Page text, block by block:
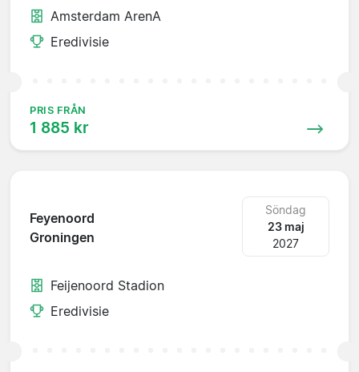
Amsterdam ArenA
Eredivisie
PRIS FRÅN
1 885 kr
Feyenoord
Groningen
Söndag
23 maj
2027
Feijenoord Stadion
Eredivisie